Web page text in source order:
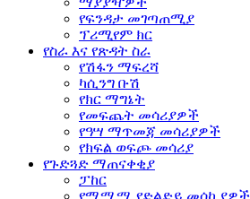
የፍንዳታ መገጣጠሚያ
ፕሪሚየም ክር
የስራ እና የጽዳት ስራ
የሽፋን ማፍረሻ
ካሲንግ ቡሽ
የክር ማግኔት
የመፍጨት መሳሪያዎች
የዓሣ ማጥመጃ መሳሪያዎች
የክፍል ወፍጮ መሳሪያ
የጉድጓድ ማጠናቀቂያ
ፓከር
የሚሟሟ የድልድይ መሰኪያዎች